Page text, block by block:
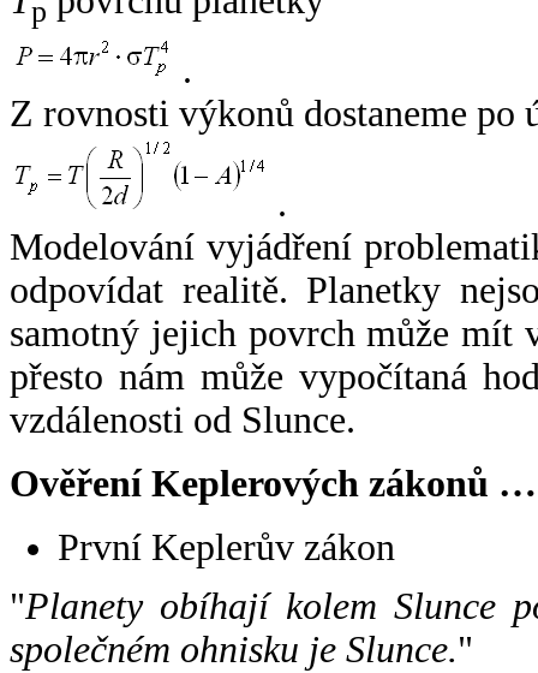
p
.
Z rovnosti výkonů dostaneme po
.
Modelování vyjádření
odpovídat realitě. Planetky
samotný jejich povrch může mít
přesto nám může vypočítaná
vzdálenosti od Slunce.
Ověření Keplerových zákonů …
První Keplerův zákon
"Planety obíhají kolem Slunce
společném ohnisku je Slunce."